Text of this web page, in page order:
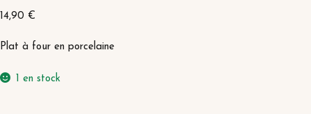
14,90 €
Plat à four en porcelaine
1 en stock